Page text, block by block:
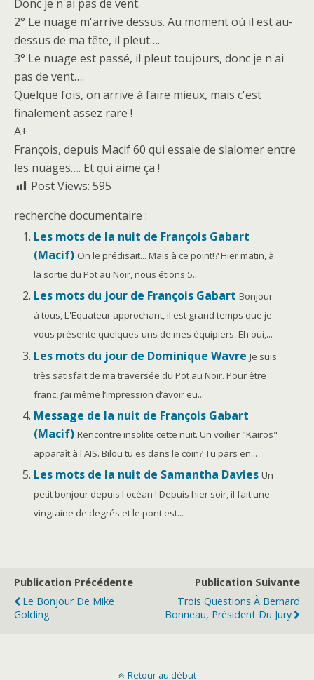
Donc je n'ai pas de vent.
2° Le nuage m'arrive dessus. Au moment où il est au-
dessus de ma tête, il pleut….
3° Le nuage est passé, il pleut toujours, donc je n'ai
pas de vent….
Quelque fois, on arrive à faire mieux, mais c'est
finalement assez rare !
A+
François, depuis Macif 60 qui essaie de slalomer entre
les nuages…. Et qui aime ça !
Post Views: 595
recherche documentaire :
Les mots de la nuit de François Gabart
(Macif) On le prédisait... Mais à ce point!? Hier matin, à
la sortie du Pot au Noir, nous étions 5...
Les mots du jour de François Gabart Bonjour
à tous, L'Equateur approchant, il est grand temps que je
vous présente quelques-uns de mes équipiers. Eh oui,...
Les mots du jour de Dominique Wavre Je suis
très satisfait de ma traversée du Pot au Noir. Pour être
franc, j’ai même l’impression d’avoir eu...
Message de la nuit de François Gabart
(Macif) Rencontre insolite cette nuit. Un voilier "Kairos"
apparaît à l'AIS. Bilou tu es dans le coin? Tu pars en...
Les mots de la nuit de Samantha Davies Un
petit bonjour depuis l'océan ! Depuis hier soir, il fait une
vingtaine de degrés et le pont est...
Publication Précédente
Le Bonjour De Mike
Golding
Publication Suivante
Trois Questions À Bernard
Bonneau, Président Du Jury
Retour au début